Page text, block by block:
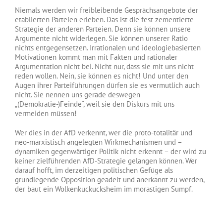
Niemals werden wir freibleibende Gesprächsangebote der
etablierten Parteien erleben. Das ist die fest zementierte
Strategie der anderen Parteien. Denn sie können unsere
Argumente nicht widerlegen. Sie können unserer Ratio
nichts entgegensetzen. Irrationalen und ideologiebasierten
Motivationen kommt man mit Fakten und rationaler
Argumentation nicht bei. Nicht nur, dass sie mit uns nicht
reden wollen. Nein, sie können es nicht! Und unter den
Augen ihrer Parteiführungen dürfen sie es vermutlich auch
nicht. Sie nennen uns gerade deswegen
„(Demokratie-)Feinde“, weil sie den Diskurs mit uns
vermeiden müssen!
Wer dies in der AfD verkennt, wer die proto-totalitär und
neo-marxistisch angelegten Wirkmechanismen und –
dynamiken gegenwärtiger Politik nicht erkennt – der wird zu
keiner zielführenden AfD-Strategie gelangen können. Wer
darauf hofft, im derzeitigen politischen Gefüge als
grundlegende Opposition geadelt und anerkannt zu werden,
der baut ein Wolkenkuckucksheim im morastigen Sumpf.